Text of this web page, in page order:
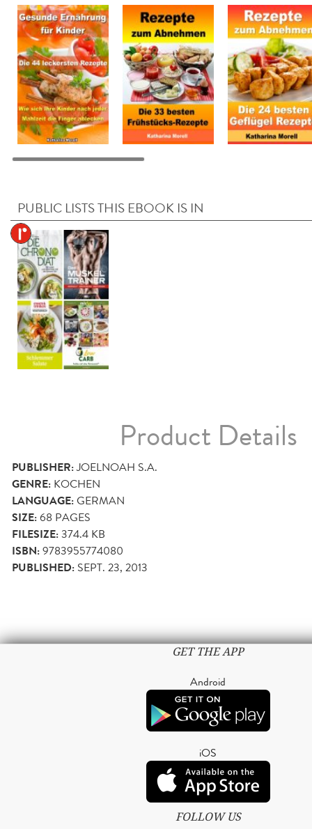
PUBLIC LISTS THIS EBOOK IS IN
Product Details
PUBLISHER:JOELNOAH S.A.
GENRE: KOCHEN
LANGUAGE:GERMAN
SIZE:68 PAGES
FILESIZE:374.4 KB
ISBN:9783955774080
PUBLISHED: SEPT. 23, 2013
GET THE APP
Android
iOS
FOLLOW US